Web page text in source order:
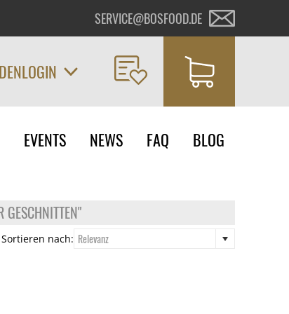
SERVICE@BOSFOOD.DE
EVENTS NEWS FAQ BLOG
GESCHNITTEN"
Sortieren nach: Relevanz